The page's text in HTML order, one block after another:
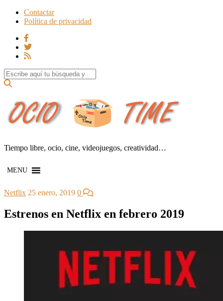
Contactar
Política de privacidad
Search for:
Tiempo libre, ocio, cine, videojuegos, creatividad…
MENU
Netflix 25 enero, 2019 0
Estrenos en Netflix en febrero 2019